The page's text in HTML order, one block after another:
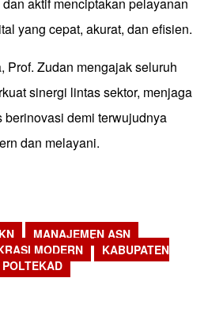
yang cepat, akurat, dan efisien.
Prof. Zudan mengajak seluruh
sinergi lintas sektor, menjaga
berinovasi demi terwujudnya
dan melayani.
MANAJEMEN ASN
MODERN
KABUPATEN
POLTEKAD